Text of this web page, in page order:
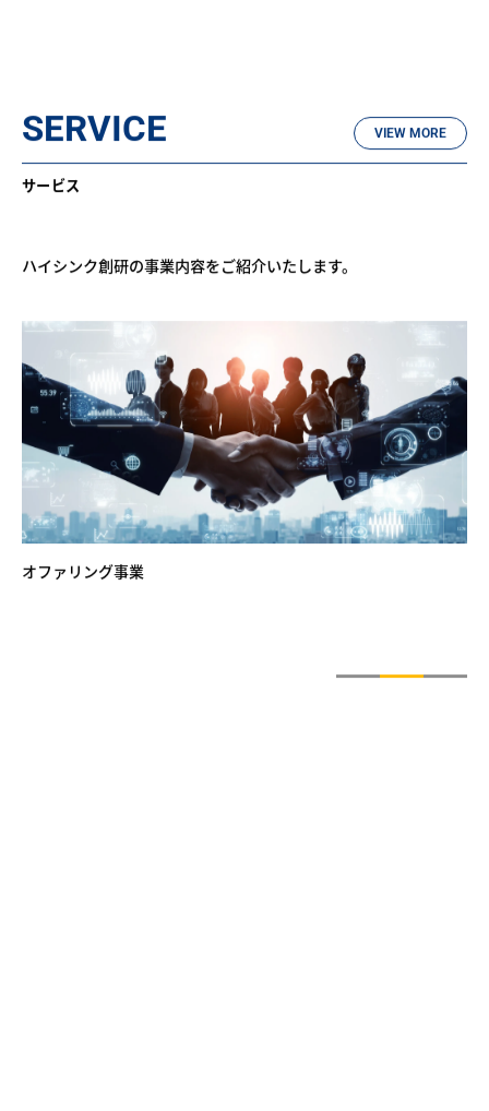
SERVICE VIEW MORE
サービス
ハイシンク創研の事業内容をご紹介いたします。
オファリング事業